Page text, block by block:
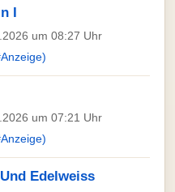
I
um 08:27 Uhr
um 07:21 Uhr
Edelweiss